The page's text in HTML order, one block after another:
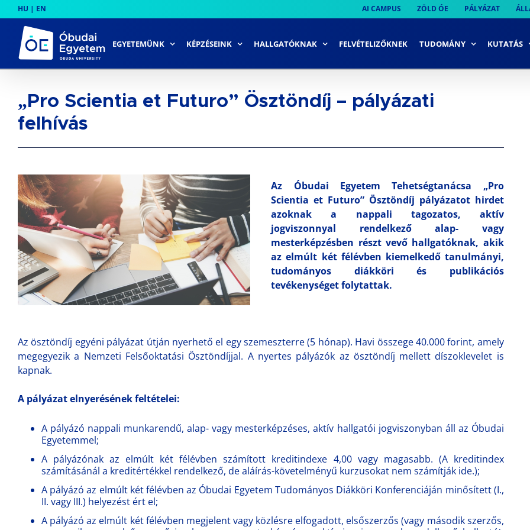
to
content
HU | EN AI CAMPUS ZÖLD ÓE PÁLYÁZAT
EGYETEMÜNK KÉPZÉSEINK HALLGATÓKNAK FELVÉTELIZŐKNEK TUDOMÁNY KUTATÁS
„Pro Scientia et Futuro” Ösztöndíj – pályázati
felhívás
Az Óbudai Egyetem Tehetségtanácsa „Pro
Scientia et Futuro” Ösztöndíj pályázatot hirdet
azoknak a nappali tagozatos, aktív
jogviszonnyal rendelkező alap- vagy
mesterképzésben részt vevő hallgatóknak, akik
az elmúlt két félévben kiemelkedő tanulmányi,
tudományos diákköri és publikációs
tevékenységet folytattak.
Az ösztöndíj egyéni pályázat útján nyerhető el egy szemeszterre (5 hónap). Havi összege 40.000 forint, amely
megegyezik a Nemzeti Felsőoktatási Ösztöndíjjal. A nyertes pályázók az ösztöndíj mellett díszoklevelet is
kapnak.
A pályázat elnyerésének feltételei:
A pályázó nappali munkarendű, alap- vagy mesterképzéses, aktív hallgatói jogviszonyban áll az Óbudai
Egyetemmel;
A pályázónak az elmúlt két félévben számított kreditindexe 4,00 vagy magasabb. (A kreditindex
számításánál a kreditértékkel rendelkező, de aláírás-követelményű kurzusokat nem számítják ide.);
A pályázó az elmúlt két félévben az Óbudai Egyetem Tudományos Diákköri Konferenciáján minősített (I.,
II. vagy III.) helyezést ért el;
A pályázó az elmúlt két félévben megjelent vagy közlésre elfogadott, elsőszerzős (vagy második szerzős,